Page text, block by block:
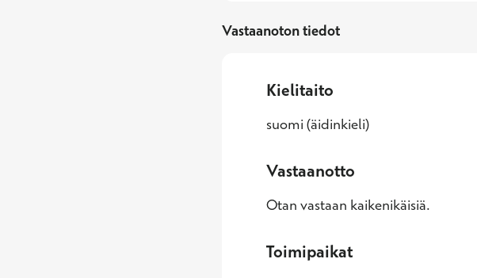
Vastaanoton tiedot
Kielitaito
suomi (äidinkieli)
Vastaanotto
Otan vastaan kaikenikäisiä.
Toimipaikat